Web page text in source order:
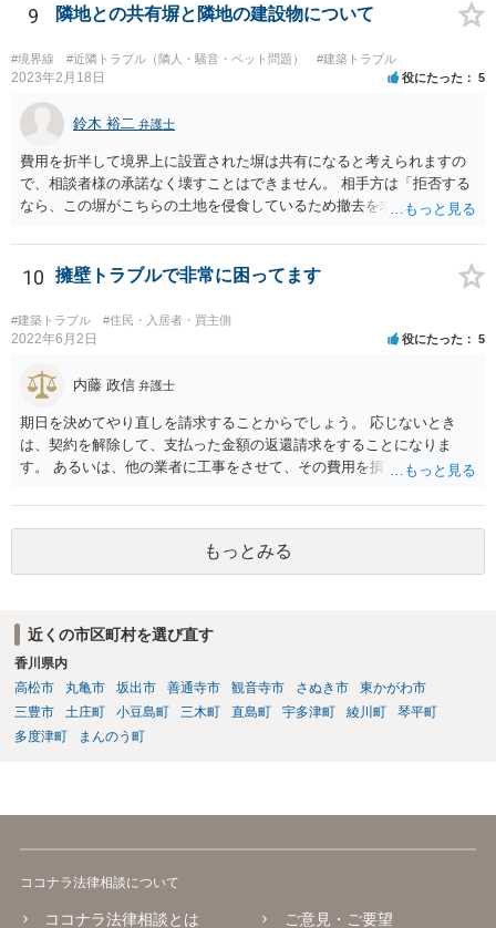
取りの交渉をすることもあり得るでしょう。 反対に、明け渡しを求め
ることが難しいのであれば、賃料の見直し（増額）や買取りの交渉も
困難とならざるを得ないでしょう。 いずれにしても、（強制的な）明
け渡しなどの請求もお考えなのであれば、現況や契約書等の確認が不
可欠ですから、資料等一式を持参して弁護士にご相談された方がよい
かと思います。
9 隣地との共有塀と隣地の建設物について
#境界線 #近隣トラブル（隣人・騒音・ペット問題） #建築トラブル
2023年2月18日 役にたった 5
鈴木 裕二 弁護士
費用を折半して境界上に設置された塀は共有になると考えられますの
で、相談者様の承諾なく壊すことはできません。 相手方は「拒否する
なら、この塀がこちらの土地を侵食しているため撤去を求める手続き
ているわけですから、相談者様の同意なく塀の撤去を求めることは法
的には難しいように思われます。 また、「隣地（相談者様）の許可」
というのが何の許可を示しているのか判然としませんが、一般に、高
層建築物の建築確認を得る際は、近隣住民と協議してその建築に関し
同意を得るよう行政指導が行われておりますので、（推測になってし
たのかもしれません。 近隣住民の同意は必須の要件ではないため、直
ちに建築確認自体が取り消されるわけではございませんが、虚偽の申
請を行ったことについて申請者の責任を追及する余地はあろうかと存
じます。 お話をお聞きする限り、相手方のやり口は非常に強引かつ高
圧的で、相談者様が恐怖を感じるのは無理もないことかと思います。
取った」ということについて説明を求める旨を記載した通知書を送り
士に任せることができ、相手方と話さなければならないという精神的
なご負担をなくすこともできます。 相手方に恐怖を感じ、ご自身で話
し合いを行うことができそうにないようでしたら、一度弁護士に依頼
することをご検討いただくのがよろしいかもしれません。 ご参考にな
れば幸いです。
10 擁壁トラブルで非常に困ってます
#建築トラブル #住民・入居者・買主側
2022年6月2日 役にたった 5
内藤 政信 弁護士
期日を決めてやり直しを請求することからでしょう。 応じないとき
は、契約を解除して、支払った金額の返還請求をすることになりま
す。 あるいは、他の業者に工事をさせて、その費用を損害として請求
もっとみる
近くの市区町村を選び直す
香川県内
高松市
丸亀市 坂出市 善通寺市 観音寺市 さぬき市
東かがわ市
三豊市
土庄町 小豆島町 三木町 直島町 宇多津町 綾川町
琴平町
多度津町
まんのう町
ココナラ法律相談について
ココナラ法律相談とは ご意見・ご要望